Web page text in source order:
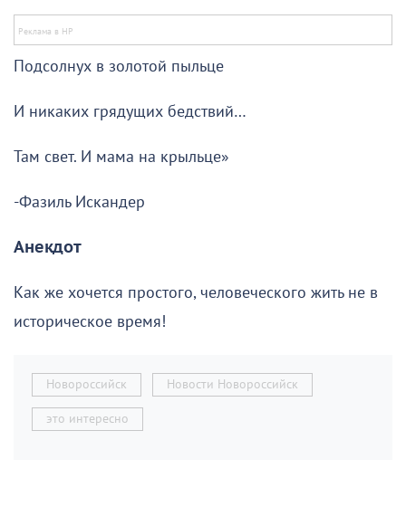
Подсолнух в золотой пыльце
И никаких грядущих бедствий…
Там свет. И мама на крыльце»
-Фазиль Искандер
Анекдот
Как же хочется простого, человеческого жить не в
историческое время!
Новороссийск Новости Новороссийск
это интересно